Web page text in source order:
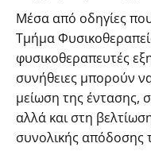
Μέσα από οδηγίες
Τμήμα
φυσικοθεραπευτές
συνήθειες μπορούν
μείωση της έντασης,
αλλά και στη
συνολικής απόδοσης